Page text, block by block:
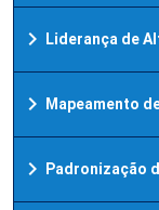
chevron_right Liderança de
chevron_right Mapeamento
chevron_right Padronização